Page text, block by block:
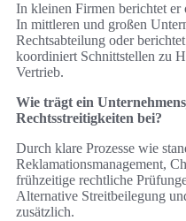
In kleinen Firmen berichtet
In mittleren und großen
Rechtsabteilung oder
koordiniert Schnittstellen zu
Vertrieb.
Wie trägt ein
Rechtsstreitigkeiten bei?
Durch klare Prozesse wie
Reklamationsmanagement,
frühzeitige rechtliche
Alternative Streitbeilegung
zusätzlich.